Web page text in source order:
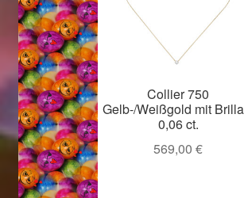
Collier 750
Gelb-/Weißgold mit
0,06 ct.
569,00 €